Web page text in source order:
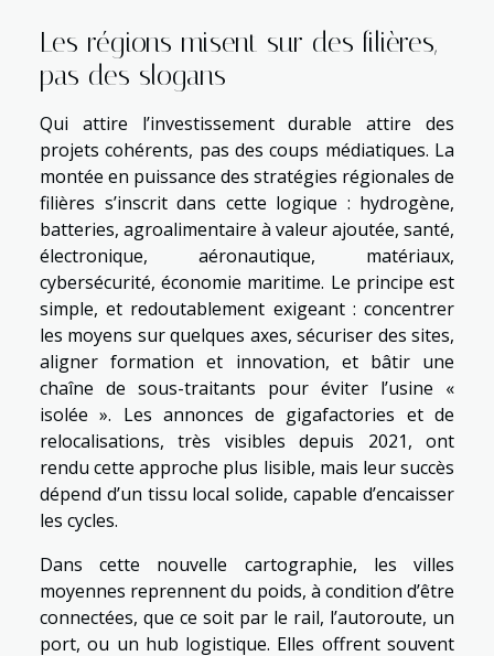
Les régions misent sur des filières,
pas des slogans
Qui attire l’investissement durable attire des
projets cohérents, pas des coups médiatiques. La
montée en puissance des stratégies régionales de
filières s’inscrit dans cette logique : hydrogène,
batteries, agroalimentaire à valeur ajoutée, santé,
électronique, aéronautique, matériaux,
cybersécurité, économie maritime. Le principe est
simple, et redoutablement exigeant : concentrer
les moyens sur quelques axes, sécuriser des sites,
aligner formation et innovation, et bâtir une
chaîne de sous-traitants pour éviter l’usine «
isolée ». Les annonces de gigafactories et de
relocalisations, très visibles depuis 2021, ont
rendu cette approche plus lisible, mais leur succès
dépend d’un tissu local solide, capable d’encaisser
les cycles.
Dans cette nouvelle cartographie, les villes
moyennes reprennent du poids, à condition d’être
connectées, que ce soit par le rail, l’autoroute, un
port, ou un hub logistique. Elles offrent souvent